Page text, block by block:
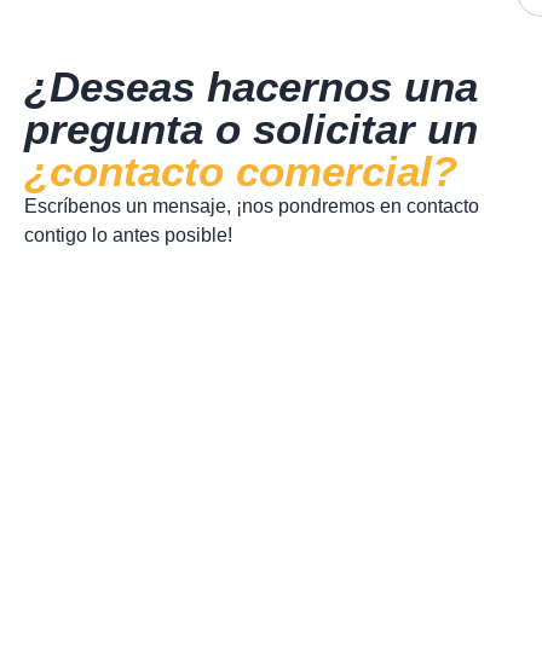
¿Deseas hacernos una
pregunta o solicitar un
¿contacto comercial?
Escríbenos un mensaje, ¡nos pondremos en contacto
contigo lo antes posible!